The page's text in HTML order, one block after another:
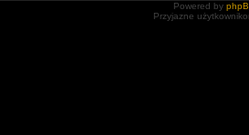
Powered by
Przyjazne